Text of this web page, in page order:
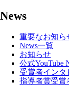
News
重要なお知ら
News一覧
お知らせ
公式YouTube
受賞者インタ
指導者賞受賞